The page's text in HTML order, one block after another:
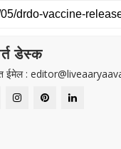
डेस्क
ईमेल :